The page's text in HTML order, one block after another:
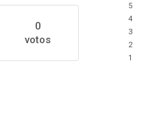
0
votos
5
4
3
2
1